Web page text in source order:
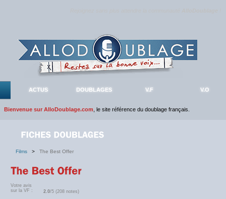
ACTUS DOUBLAGES V.F V.O
Bienvenue sur AlloDoublage.com , le site référence du doublage français.
Films > The Best Offer
Votre avis
sur la VF :
2.0/5 (208 notes)